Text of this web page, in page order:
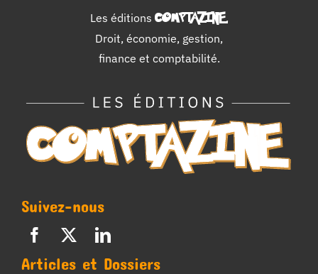
Les éditions COMPTAZINE.
Droit, économie, gestion,
finance et comptabilité.
Suivez-nous
Articles et Dossiers